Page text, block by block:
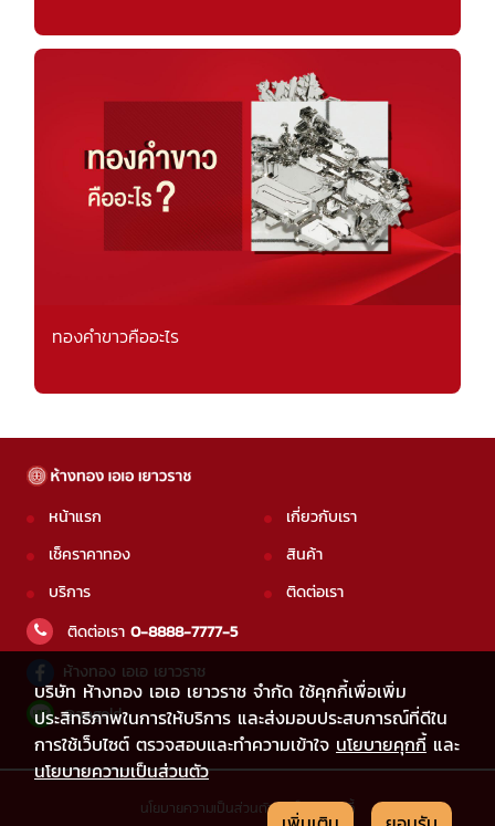
ทองคำขาวคืออะไร
บริษัท ห้างทอง เอเอ เยาวราช จำกัด ใช้คุกกี้เพื่อเพิ่ม
ประสิทธิภาพในการให้บริการ และส่งมอบประสบการณ์ที่ดีใน
การใช้เว็บไซต์ ตรวจสอบและทำความเข้าใจ นโยบายคุกกี้และ
นโยบายความเป็นส่วนตัว
หน้าแรก
เช็คราคาทอง
บริการ
เกี่ยวกับเรา
สินค้า
ติดต่อเรา
ติดต่อเรา 0-8888-7777-5
ห้างทอง เอเอ เยาวราช
@aagold
นโยบายความเป็นส่วนตัว|นโยบายคุกกี้